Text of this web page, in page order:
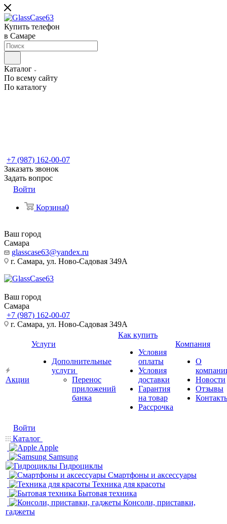
Купить телефон
в Самаре
Каталог
По всему сайту
По каталогу
+7 (987) 162-00-07
Заказать звонок
Задать вопрос
Войти
Корзина0
Ваш город
Самара
glasscase63@yandex.ru
г. Самара, ул. Ново-Садовая 349А
Ваш город
Самара
+7 (987) 162-00-07
г. Самара, ул. Ново-Садовая 349А
Акции
Услуги
Дополнительные
услуги
Перенос
приложений
банка
Как купить
Условия
оплаты
Условия
доставки
Гарантия
на товар
Рассрочка
Компания
О
Новости
Отзывы
Войти
Каталог
Apple
Samsung
Гидроциклы
Смартфоны и аксессуары
Техника для красоты
Бытовая техника
Консоли, приставки,
гаджеты